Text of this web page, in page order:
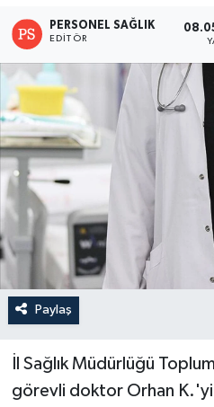
PERSONEL SAĞLIK
EDITÖR
Paylaş
İl Sağlık Müdürlüğü
görevli doktor Orhan